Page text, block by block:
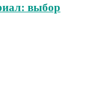
выбор